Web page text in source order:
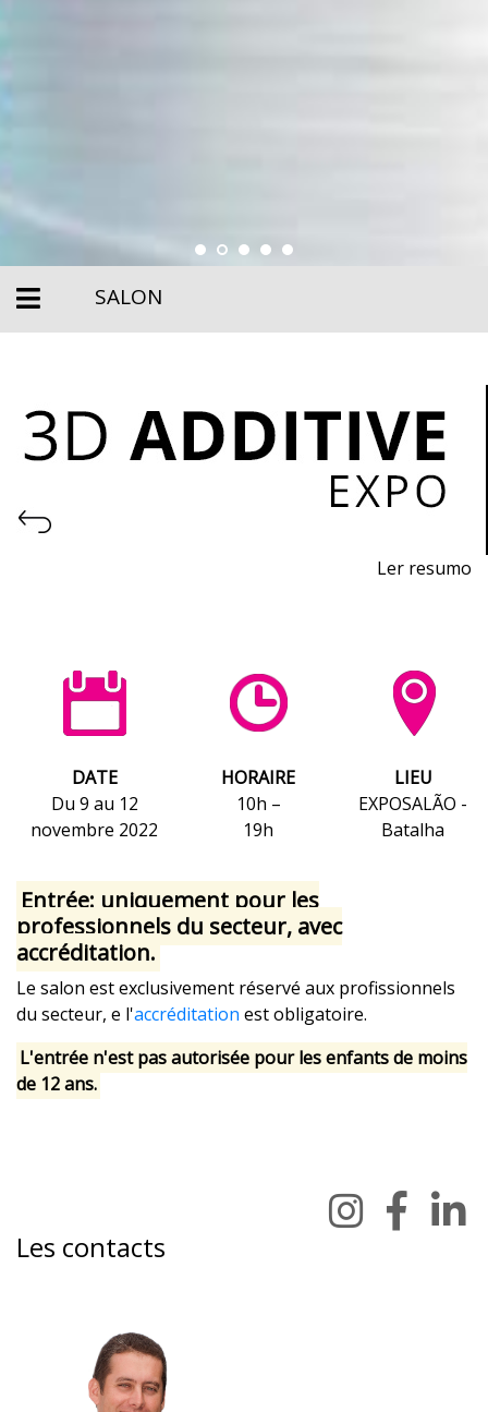
SALON
Ler resumo
mercredi au samedi - 10h / 19h
DATE
Du 9 au 12
novembre 2022
HORAIRE
10h –
19h
LIEU
EXPOSALÃO -
Batalha
Entrée: uniquement pour les
professionnels du secteur, avec
accréditation.
Le salon est exclusivement réservé aux profissionnels
du secteur, e l'accréditation est obligatoire.
L'entrée n'est pas autorisée pour les enfants de moins
de 12 ans.
Les contacts